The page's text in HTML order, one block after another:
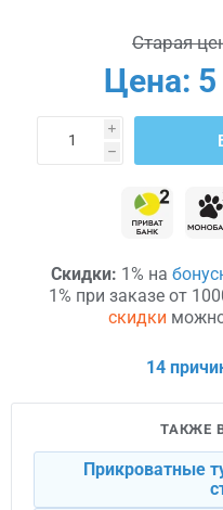
Старая
Цена:
i
h
Скидки: 1% на
1% при заказе от
скидки
14
ТАКЖЕ
Прикроватные